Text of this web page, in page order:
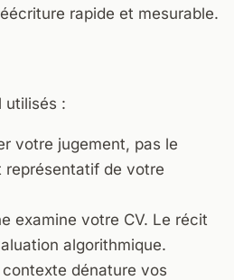
rapide et mesurable.
utilisés :
votre jugement, pas le
représentatif de votre
examine votre CV. Le récit
algorithmique.
dénature vos